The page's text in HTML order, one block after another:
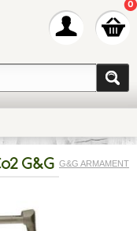
0
G&G ARMAMENT
G&G